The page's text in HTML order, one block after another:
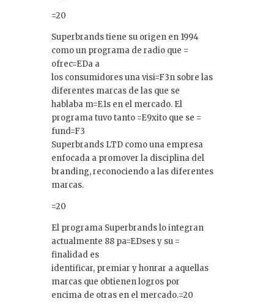
=20
Superbrands tiene su origen en 1994
como un programa de radio que =
ofrec=EDa a
los consumidores una visi=F3n sobre las
diferentes marcas de las que se
hablaba m=E1s en el mercado. El
programa tuvo tanto =E9xito que se =
fund=F3
Superbrands LTD como una empresa
enfocada a promover la disciplina del
branding, reconociendo a las diferentes
marcas.
=20
El programa Superbrands lo integran
actualmente 88 pa=EDses y su =
finalidad es
identificar, premiar y honrar a aquellas
marcas que obtienen logros por
encima de otras en el mercado.=20